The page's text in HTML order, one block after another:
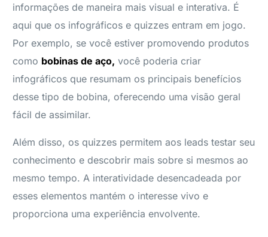
informações de maneira mais visual e interativa. É
aqui que os infográficos e quizzes entram em jogo.
Por exemplo, se você estiver promovendo produtos
como bobinas de aço, você poderia criar
infográficos que resumam os principais benefícios
desse tipo de bobina, oferecendo uma visão geral
fácil de assimilar.
Além disso, os quizzes permitem aos leads testar seu
conhecimento e descobrir mais sobre si mesmos ao
mesmo tempo. A interatividade desencadeada por
esses elementos mantém o interesse vivo e
proporciona uma experiência envolvente.